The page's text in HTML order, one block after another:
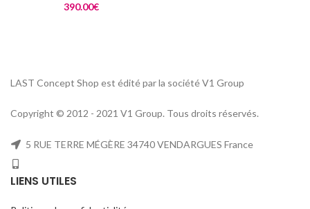
390.00€
LAST Concept Shop est édité par la société V1 Group
Copyright © 2012 - 2021 V1 Group. Tous droits réservés.
5 RUE TERRE MÉGÈRE 34740 VENDARGUES France
LIENS UTILES